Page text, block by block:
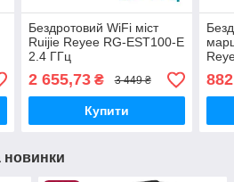
Бездротовий WiFi міст
Ruijie Reyee RG-EST100-E
2.4 ГГц
2 655,73₴ 3 449 ₴
Купити
новинки